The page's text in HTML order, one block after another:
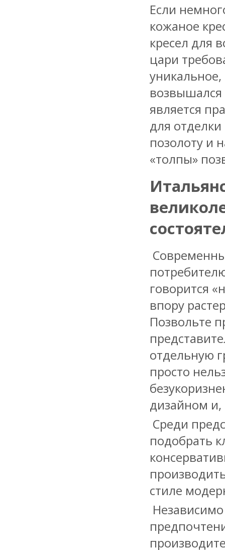
Если
кожаное
кресел для
цари
является
для
позолоту и
«толпы»
говорится
впору
Позвольте
отдельную
просто
дизайном и,
Среди
подобрать
стиле